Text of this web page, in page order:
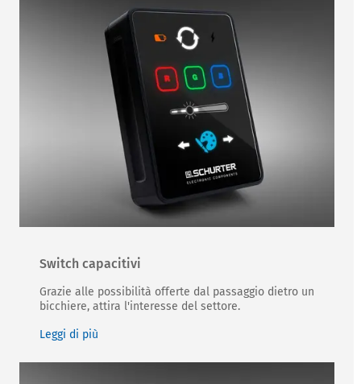
Switch capacitivi
Grazie alle possibilità offerte dal passaggio dietro un
bicchiere, attira l'interesse del settore.
Leggi di più